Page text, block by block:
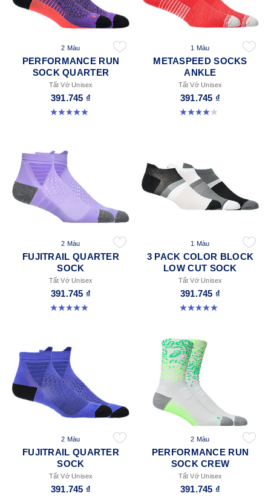
2 Màu
PERFORMANCE RUN
SOCK QUARTER
Tất Vớ Unisex
391.745 ₫
4.9 trong số 5 sao. 159 đánh giá
1 Màu
METASPEED SOCKS
ANKLE
Tất Vớ Unisex
391.745 ₫
4.0 trong số 5 sao. 41 đánh giá
2 Màu
FUJITRAIL QUARTER
SOCK
Tất Vớ Unisex
391.745 ₫
4.9 trong số 5 sao. 56 đánh giá
1 Màu
3 PACK COLOR BLOCK
LOW CUT SOCK
Tất Vớ Unisex
391.745 ₫
5.0 trong số 5 sao. 2 đánh giá
2 Màu
FUJITRAIL QUARTER
SOCK
Tất Vớ Unisex
391.745 ₫
2 Màu
PERFORMANCE RUN
SOCK CREW
Tất Vớ Unisex
391.745 ₫